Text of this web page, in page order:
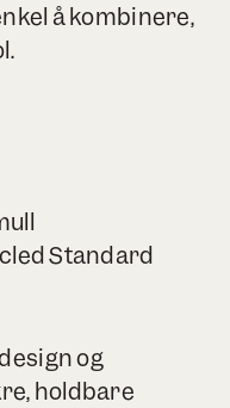
å kombinere,
Standard
og
holdbare